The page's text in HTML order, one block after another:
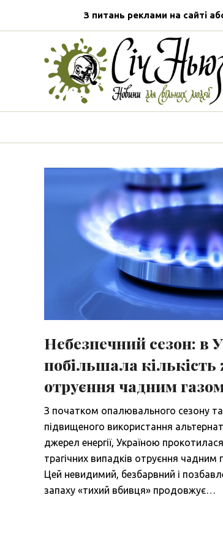
З питань реклами на сайті
Небезпечний сезон: в
побільшала
отруєння чадним
З початком опалювального сезону
підвищеного використання
джерел енергії, Україною
трагічних випадків отруєння чадним
Цей невидимий, безбарвний і
запаху «тихий вбивця» продовжує…